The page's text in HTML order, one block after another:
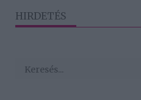
HIRDETÉS